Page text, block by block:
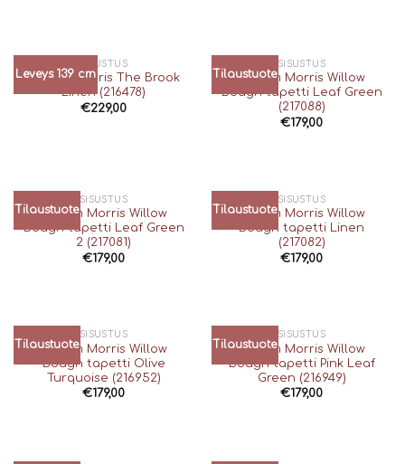
Leveys 139 cm
SISUSTUS
William Morris The Brook
Linen (216478)
€229,00
Tilaustuote
SISUSTUS
William Morris Willow
Bough tapetti Leaf Green
(217088)
€179,00
Tilaustuote
SISUSTUS
William Morris Willow
Bough tapetti Leaf Green
2 (217081)
€179,00
Tilaustuote
SISUSTUS
William Morris Willow
Bough tapetti Linen
(217082)
€179,00
Tilaustuote
SISUSTUS
William Morris Willow
Bough tapetti Olive
Turquoise (216952)
€179,00
Tilaustuote
SISUSTUS
William Morris Willow
Bough tapetti Pink Leaf
Green (216949)
€179,00